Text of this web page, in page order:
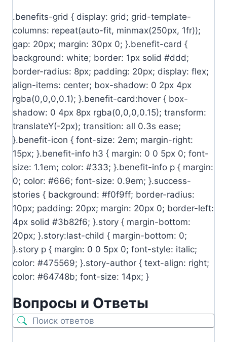
.benefits-grid { display: grid; grid-template-
columns: repeat(auto-fit, minmax(250px, 1fr));
gap: 20px; margin: 30px 0; }.benefit-card {
background: white; border: 1px solid #ddd;
border-radius: 8px; padding: 20px; display: flex;
align-items: center; box-shadow: 0 2px 4px
rgba(0,0,0,0.1); }.benefit-card:hover { box-
shadow: 0 4px 8px rgba(0,0,0,0.15); transform:
translateY(-2px); transition: all 0.3s ease;
}.benefit-icon { font-size: 2em; margin-right:
15px; }.benefit-info h3 { margin: 0 0 5px 0; font-
size: 1.1em; color: #333; }.benefit-info p { margin:
0; color: #666; font-size: 0.9em; }.success-
stories { background: #f0f9ff; border-radius:
10px; padding: 20px; margin: 20px 0; border-left:
4px solid #3b82f6; }.story { margin-bottom:
20px; }.story:last-child { margin-bottom: 0;
}.story p { margin: 0 0 5px 0; font-style: italic;
color: #475569; }.story-author { text-align: right;
color: #64748b; font-size: 14px; }
Вопросы и Ответы